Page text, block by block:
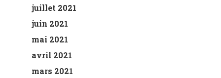
juillet 2021
juin 2021
mai 2021
avril 2021
mars 2021